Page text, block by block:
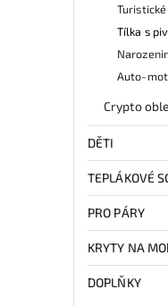
Tílka s
Auto-
Crypto
DĚTI
TEPLÁKOVÉ
PRO PÁRY
KRYTY NA
DOPLŇKY